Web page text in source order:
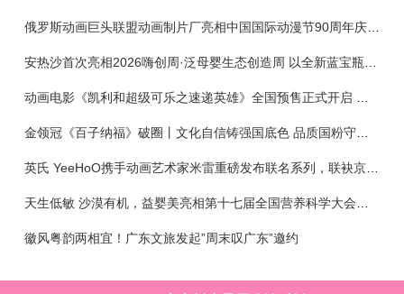
俄罗斯动画巨头联盟动画制片厂亮相中国国际动漫节90周年庆开启中国之旅新篇章
金领冠《百子纳福》破圈丨文化自信铸强国底色 品质国粉守护新生
英氏 YeeHoO携手动画艺术家米雷重磅发布联名系列，联袂京东深化全渠道战略
徽风粤韵两相宜！广东文旅发起”周末叹广东”邀约